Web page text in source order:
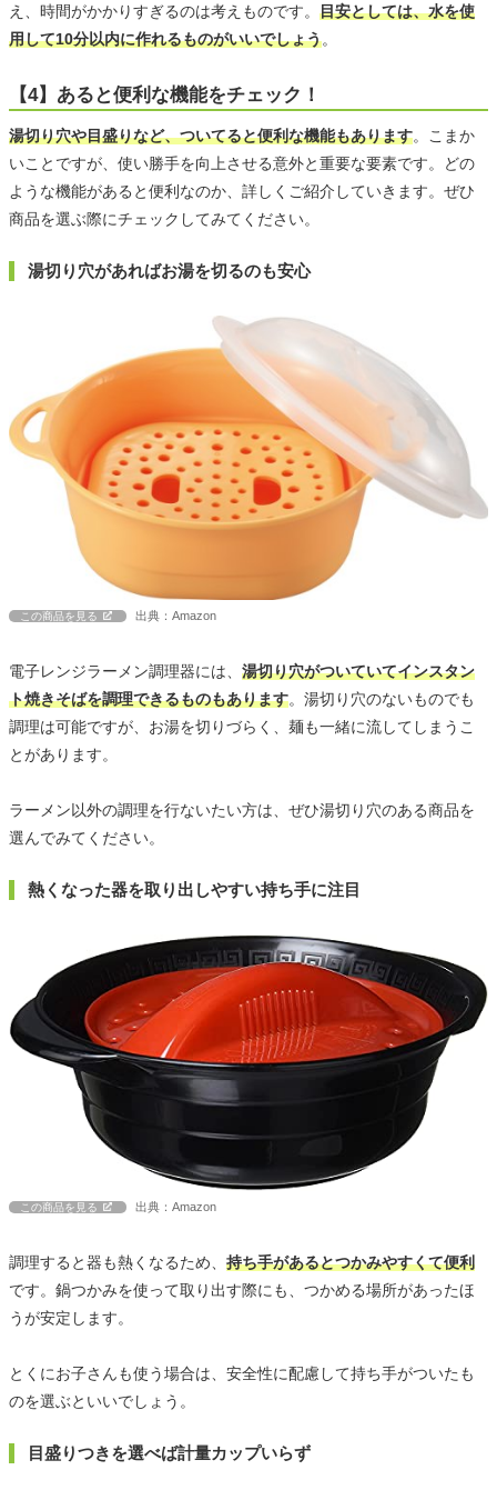
え、時間がかかりすぎるのは考えものです。 目安としては、水を使
用して10分以内に作れるものがいいでしょう。
【4】あると便利な機能をチェック！
湯切り穴や目盛りなど、ついてると便利な機能もあります。こまか
いことですが、使い勝手を向上させる意外と重要な要素です。どの
ような機能があると便利なのか、詳しくご紹介していきます。ぜひ
商品を選ぶ際にチェックしてみてください。
湯切り穴があればお湯を切るのも安心
この商品を見る 出典：Amazon
電子レンジラーメン調理器には、 湯切り穴がついていてインスタン
ト焼きそばを調理できるものもあります。湯切り穴のないものでも
調理は可能ですが、お湯を切りづらく、麺も一緒に流してしまうこ
とがあります。
ラーメン以外の調理を行ないたい方は、ぜひ湯切り穴のある商品を
選んでみてください。
熱くなった器を取り出しやすい持ち手に注目
この商品を見る 出典：Amazon
調理すると器も熱くなるため、 持ち手があるとつかみやすくて便利
です。鍋つかみを使って取り出す際にも、つかめる場所があったほ
うが安定します。
とくにお子さんも使う場合は、安全性に配慮して持ち手がついたも
のを選ぶといいでしょう。
目盛りつきを選べば計量カップいらず